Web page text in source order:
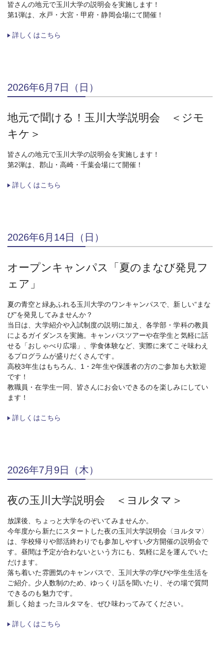
皆さんの地元で玉川大学の説明会を実施します！
第1弾は、水戸・大宮・甲府・静岡会場にて開催！
詳しくはこちら
2026年6月7日（日）
地元で聞ける！玉川大学説明会 ＜ジモ
キケ＞
皆さんの地元で玉川大学の説明会を実施します！
第2弾は、郡山・高崎・千葉会場にて開催！
詳しくはこちら
2026年6月14日（日）
オープンキャンパス「夏のまなび発見フ
ェア」
夏の青空と緑あふれる玉川大学のワンキャンパスで、新しい“まな
び”を発見してみませんか？
当日は、大学紹介や入試制度の説明に加え、各学部・学科の教員
によるガイダンスを実施。キャンパスツアーや在学生と気軽に話
せる「おしゃべり広場」、学食体験など、実際に来てこそ味わえ
るプログラムが盛りだくさんです。
高校3年生はもちろん、1・2年生や保護者の方のご参加も大歓迎
です！
教職員・在学生一同、皆さんにお会いできるのを楽しみにしてい
ます！
詳しくはこちら
2026年7月9日（木）
夜の玉川大学説明会 ＜ヨルタマ＞
放課後、ちょっと大学をのぞいてみませんか。
今年度から新たにスタートした夜の玉川大学説明会〈ヨルタマ〉
は、学校帰りや部活終わりでも参加しやすい夕方開催の説明会で
す。昼間は予定が合わないという方にも、気軽に足を運んでいた
だけます。
落ち着いた雰囲気のキャンパスで、玉川大学の学びや学生生活を
ご紹介。少人数制のため、ゆっくり話を聞いたり、その場で質問
できるのも魅力です。
新しく始まったヨルタマを、ぜひ味わってみてください。
詳しくはこちら